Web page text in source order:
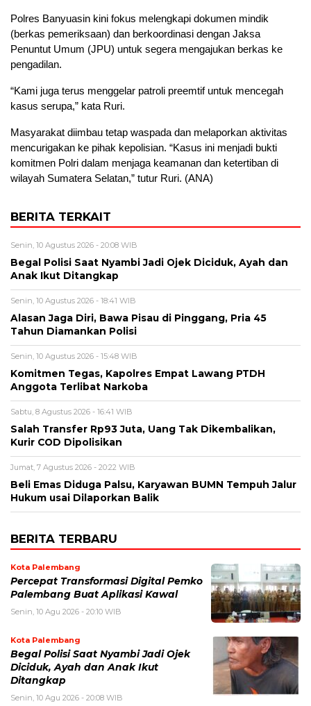
Polres Banyuasin kini fokus melengkapi dokumen mindik
(berkas pemeriksaan) dan berkoordinasi dengan Jaksa
Penuntut Umum (JPU) untuk segera mengajukan berkas ke
pengadilan.
“Kami juga terus menggelar patroli preemtif untuk mencegah
kasus serupa,” kata Ruri.
Masyarakat diimbau tetap waspada dan melaporkan aktivitas
mencurigakan ke pihak kepolisian. “Kasus ini menjadi bukti
komitmen Polri dalam menjaga keamanan dan ketertiban di
wilayah Sumatera Selatan,” tutur Ruri. (ANA)
BERITA TERKAIT
Senin, 10 Agustus 2026 - 20:08 WIB
Begal Polisi Saat Nyambi Jadi Ojek Diciduk, Ayah dan
Anak Ikut Ditangkap
Senin, 10 Agustus 2026 - 18:41 WIB
Alasan Jaga Diri, Bawa Pisau di Pinggang, Pria 45
Tahun Diamankan Polisi
Senin, 10 Agustus 2026 - 15:48 WIB
Komitmen Tegas, Kapolres Empat Lawang PTDH
Anggota Terlibat Narkoba
Sabtu, 8 Agustus 2026 - 16:41 WIB
Salah Transfer Rp93 Juta, Uang Tak Dikembalikan,
Kurir COD Dipolisikan
Jumat, 7 Agustus 2026 - 20:22 WIB
Beli Emas Diduga Palsu, Karyawan BUMN Tempuh Jalur
Hukum usai Dilaporkan Balik
BERITA TERBARU
Kota Palembang
Percepat Transformasi Digital Pemko
Palembang Buat Aplikasi Kawal
Senin, 10 Agu 2026 - 20:10 WIB
Kota Palembang
Begal Polisi Saat Nyambi Jadi Ojek
Diciduk, Ayah dan Anak Ikut
Ditangkap
Senin, 10 Agu 2026 - 20:08 WIB